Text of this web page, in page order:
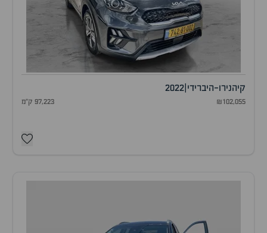
קיהנירו-היברידי 2022
₪102,055 97,223 ק"מ